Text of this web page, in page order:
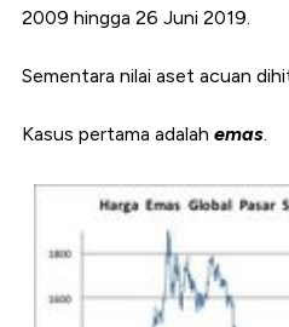
2009 hingga 26 Juni 2019.
Sementara nilai aset acuan
Kasus pertama adalah emas.